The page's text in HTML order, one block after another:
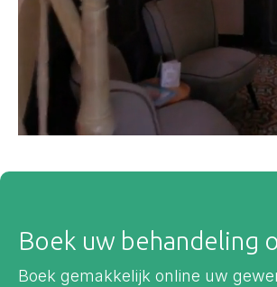
Boek uw behandeling
Boek gemakkelijk online uw